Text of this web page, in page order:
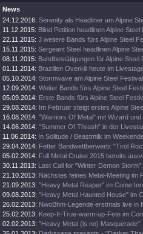
News
24.12.2016: Serenity als Headliner am Alpine
11.12.2015: Blind Petition headlinen Alpine Steel
22.11.2015: 3 weitere Bands fürs Alpine Steel
15.11.2015: Sergeant Steel headlinen Alpine
08.11.2015: Bandbestätigungen für Alpine Steel
01.11.2014: Brazilien Overkill heute im
05.10.2014: Stormwave am Alpine Steel
12.09.2014: Weiter Bands fürs Alpine Steel
05.09.2014: Erste Bands fürs Alpine Steel
29.08.2014: Im Februar steigt erstes Alpine
16.08.2014: "Warriors Of Metal" mit Wizard und
14.06.2014: "Summer Of Thrash" in der
11.06.2014: In Solitude / Beastmilk im
29.04.2014: Fetter Bandwettberwerb: "Tirol
05.02.2014: Full Metal Cruise 2015 bereits
30.11.2013: Last Call for "Winter Demon Storm".
21.10.2013: Nächstes feines Metal-Meeting im
21.09.2013: "Heavy Metal Reaper" im Come
09.08.2013: "Heavy Metal Haunted House" im
26.02.2013: NwoBhm-Legende erstmals live in
25.02.2013: Keep-It-True-warm-up-Fete im
02.02.2013: "Heavy Metal (is no) Masquerade".